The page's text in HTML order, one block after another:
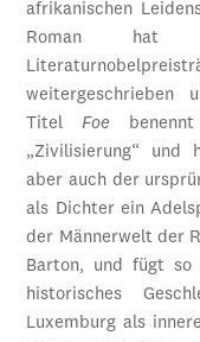
afrikanischen
Roman hat
weitergeschrieben
Titel Foe
„Zivilisierung“ und
aber auch der
als Dichter ein
der Männerwelt der
Barton, und fügt so
historisches
Luxemburg als